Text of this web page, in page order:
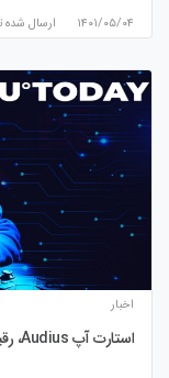
۱۴۰۱/۰۵/۰۴ ارسال
اخبار
استارت آپ Audius، رقیب Spotify، هک شد